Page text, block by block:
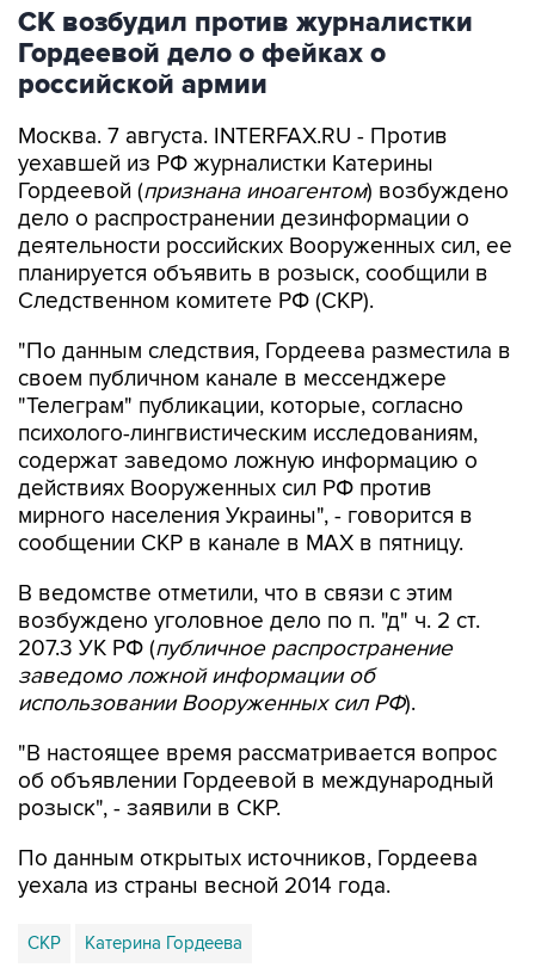
СК возбудил против журналистки
Гордеевой дело о фейках о
российской армии
Москва. 7 августа. INTERFAX.RU - Против
уехавшей из РФ журналистки Катерины
Гордеевой (признана иноагентом) возбуждено
дело о распространении дезинформации о
деятельности российских Вооруженных сил, ее
планируется объявить в розыск, сообщили в
Следственном комитете РФ (СКР).
"По данным следствия, Гордеева разместила в
своем публичном канале в мессенджере
"Телеграм" публикации, которые, согласно
психолого-лингвистическим исследованиям,
содержат заведомо ложную информацию о
действиях Вооруженных сил РФ против
мирного населения Украины", - говорится в
сообщении СКР в канале в MAX в пятницу.
В ведомстве отметили, что в связи с этим
возбуждено уголовное дело по п. "д" ч. 2 ст.
207.3 УК РФ (публичное распространение
заведомо ложной информации об
использовании Вооруженных сил РФ).
"В настоящее время рассматривается вопрос
об объявлении Гордеевой в международный
розыск", - заявили в СКР.
По данным открытых источников, Гордеева
уехала из страны весной 2014 года.
СКР Катерина Гордеева